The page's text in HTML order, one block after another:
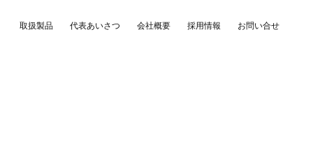
取扱製品 代表あいさつ 会社概要 採用情報 お問い合せ